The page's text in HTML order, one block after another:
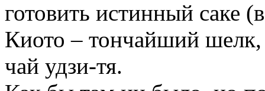
готовить истинный саке
Киото – тончайший шелк,
чай удзи-тя.